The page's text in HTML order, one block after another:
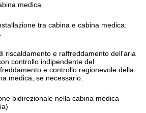
medica
tra cabina e cabina medica:
riscaldamento e raffreddamento dell'aria
controllo indipendente del
e controllo ragionevole della
medica, se necessario.
bidirezionale nella cabina medica